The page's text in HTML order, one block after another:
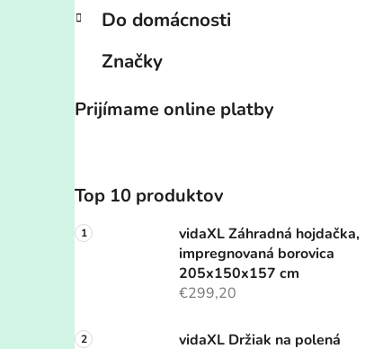
Do domácnosti
Značky
Prijímame online platby
Top 10 produktov
vidaXL Záhradná hojdačka,
impregnovaná borovica
205x150x157 cm
€299,20
vidaXL Držiak na polená